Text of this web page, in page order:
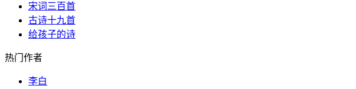
宋词三百首
古诗十九首
给孩子的诗
热门作者
李白